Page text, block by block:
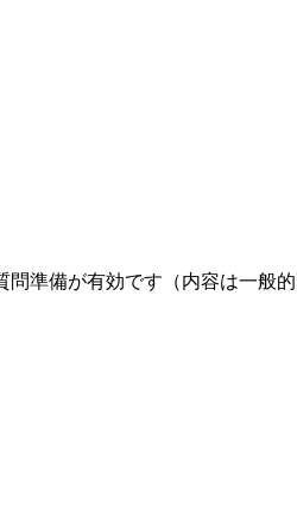
準備が有効です（内容は一般的